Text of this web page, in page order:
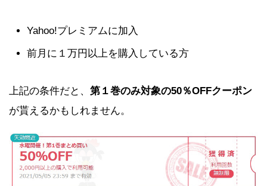
Yahoo!プレミアムに加入
前月に１万円以上を購入している方
上記の条件だと、 第１巻のみ対象の50％OFFクーポン
が貰えるかもしれません。